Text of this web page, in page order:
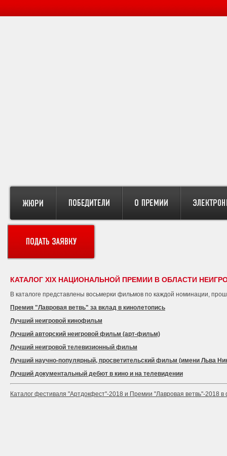
КАТАЛОГ XIX НАЦИОНАЛЬНОЙ ПРЕМИИ В ОБЛАСТИ
В каталоге представлены восьмерки фильмов по каждой номинации,
Премия "Лавровая ветвь" за вклад в кинолетопись
Лучший неигровой кинофильм
Лучший авторский неигровой фильм (арт-фильм)
Лучший неигровой телевизионный фильм
Лучший научно-популярный, просветительский фильм (имени Льва
Лучший документальный дебют в кино и на телевидении
Каталог фестиваля "Артдокфест"-2018 и Премии "Лавровая ветвь"-2018